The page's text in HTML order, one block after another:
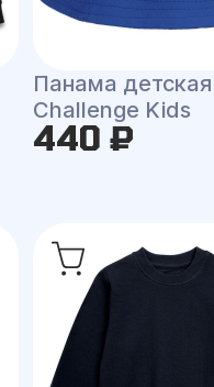
Панама детская
Challenge Kids
440 ₽